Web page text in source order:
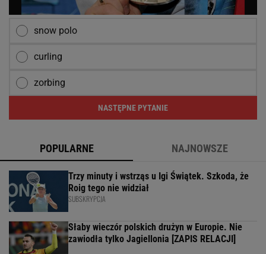
snow polo
curling
zorbing
NASTĘPNE PYTANIE
POPULARNE NAJNOWSZE
Trzy minuty i wstrząs u Igi Świątek. Szkoda, że
Roig tego nie widział
SUBSKRYPCJA
Słaby wieczór polskich drużyn w Europie. Nie
zawiodła tylko Jagiellonia [ZAPIS RELACJI]